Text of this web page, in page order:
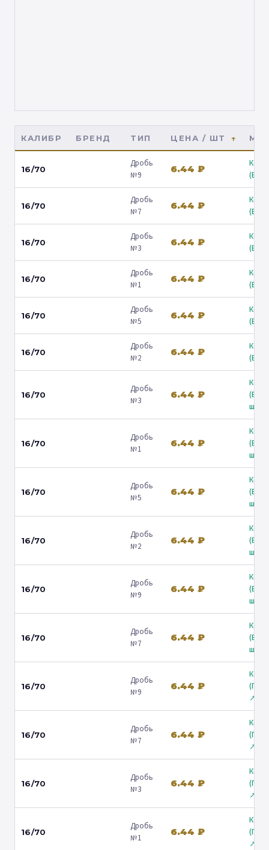
КАЛИБР БРЕНД ТИП ЦЕНА / ШТ
16/70
Дробь
№9
6.44 ₽
16/70
Дробь
№7
6.44 ₽
16/70
Дробь
№3
6.44 ₽
16/70
Дробь
№1
6.44 ₽
16/70
Дробь
№5
6.44 ₽
16/70
Дробь
№2
6.44 ₽
16/70
Дробь
№3
6.44 ₽
ш.) ↗
16/70
Дробь
№1
6.44 ₽
ш.) ↗
16/70
Дробь
№5
6.44 ₽
ш.) ↗
16/70
Дробь
№2
6.44 ₽
ш.) ↗
16/70
Дробь
№9
6.44 ₽
ш.) ↗
16/70
Дробь
№7
6.44 ₽
ш.) ↗
16/70
Дробь
№9
6.44 ₽
↗
16/70
Дробь
№7
6.44 ₽
↗
16/70
Дробь
№3
6.44 ₽
↗
16/70
Дробь
№1
6.44 ₽
↗